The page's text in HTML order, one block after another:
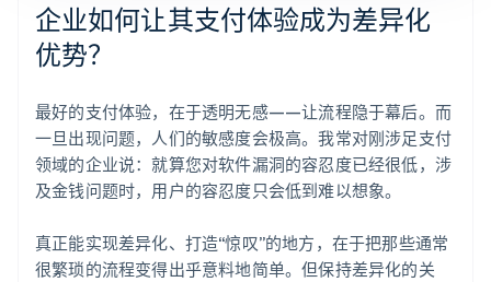
企业如何让其支付体验成为差异化
优势？
最好的支付体验，在于透明无感——让流程隐于幕后。而
一旦出现问题，人们的敏感度会极高。我常对刚涉足支付
领域的企业说：就算您对软件漏洞的容忍度已经很低，涉
及金钱问题时，用户的容忍度只会低到难以想象。
真正能实现差异化、打造“惊叹”的地方，在于把那些通常
很繁琐的流程变得出乎意料地简单。但保持差异化的关